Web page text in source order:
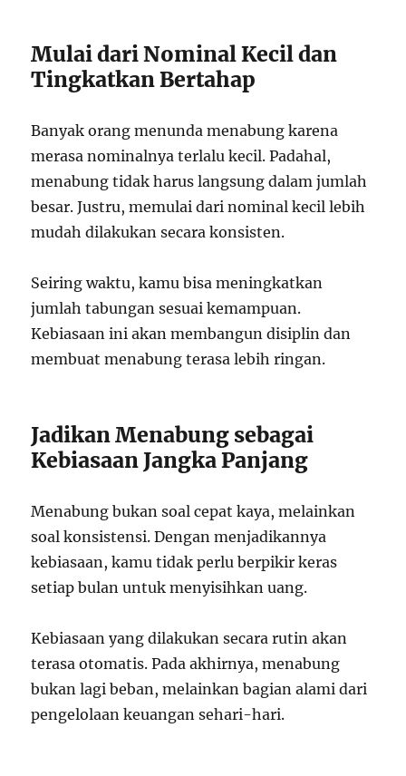
Mulai dari Nominal Kecil dan
Tingkatkan Bertahap
Banyak orang menunda menabung karena
merasa nominalnya terlalu kecil. Padahal,
menabung tidak harus langsung dalam jumlah
besar. Justru, memulai dari nominal kecil lebih
mudah dilakukan secara konsisten.
Seiring waktu, kamu bisa meningkatkan
jumlah tabungan sesuai kemampuan.
Kebiasaan ini akan membangun disiplin dan
membuat menabung terasa lebih ringan.
Jadikan Menabung sebagai
Kebiasaan Jangka Panjang
Menabung bukan soal cepat kaya, melainkan
soal konsistensi. Dengan menjadikannya
kebiasaan, kamu tidak perlu berpikir keras
setiap bulan untuk menyisihkan uang.
Kebiasaan yang dilakukan secara rutin akan
terasa otomatis. Pada akhirnya, menabung
bukan lagi beban, melainkan bagian alami dari
pengelolaan keuangan sehari-hari.